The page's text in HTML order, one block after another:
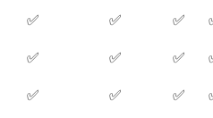
✅ ✅ ✅
✅ ✅ ✅
✅ ✅ ✅